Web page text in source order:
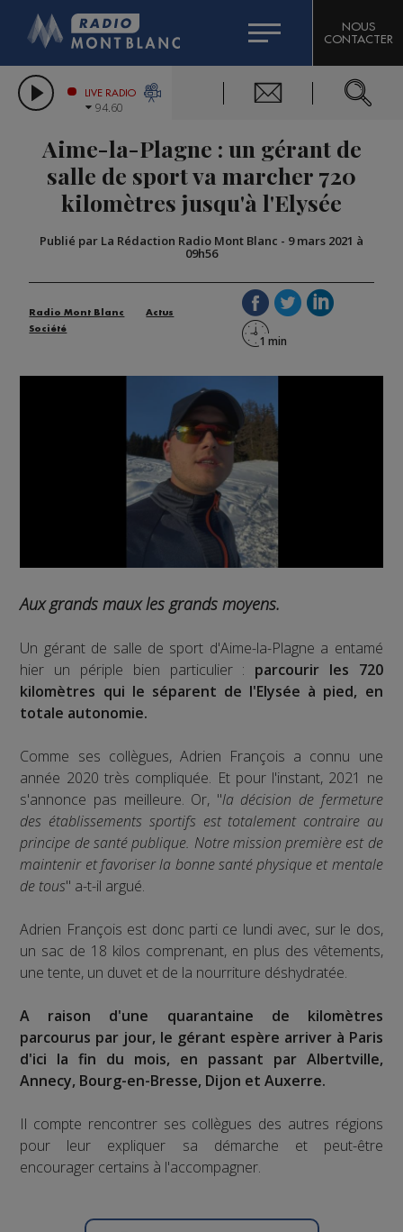
LES CHRONIQUES DE L'EXPERT
CITIZEN MACHINERY
GRAND MASSIF DOMAINES SKIABLES
BIGARD
COMPAGNIE DU MONT-BLANC
NOUS
CONTACTER
LIVE RADIO
94.60
Aime-la-Plagne : un gérant de
salle de sport va marcher 720
kilomètres jusqu'à l'Elysée
Publié par La Rédaction Radio Mont Blanc - 9 mars 2021 à
09h56
Radio Mont Blanc
Actus
Société
Aux grands maux les grands moyens.
Un gérant de salle de sport d'Aime-la-Plagne a entamé
hier un périple bien particulier : parcourir les 720
kilomètres qui le séparent de l'Elysée à pied, en
totale autonomie.
Comme ses collègues, Adrien François a connu une
année 2020 très compliquée. Et pour l'instant, 2021 ne
s'annonce pas meilleure. Or, "la décision de fermeture
des établissements sportifs est totalement contraire au
principe de santé publique. Notre mission première est de
maintenir et favoriser la bonne santé physique et mentale
de tous" a-t-il argué.
Adrien François est donc parti ce lundi avec, sur le dos,
un sac de 18 kilos comprenant, en plus des vêtements,
une tente, un duvet et de la nourriture déshydratée.
A raison d'une quarantaine de kilomètres
parcourus par jour, le gérant espère arriver à Paris
d'ici la fin du mois, en passant par Albertville,
Annecy, Bourg-en-Bresse, Dijon et Auxerre.
Il compte rencontrer ses collègues des autres régions
pour leur expliquer sa démarche et peut-être
encourager certains à l'accompagner.